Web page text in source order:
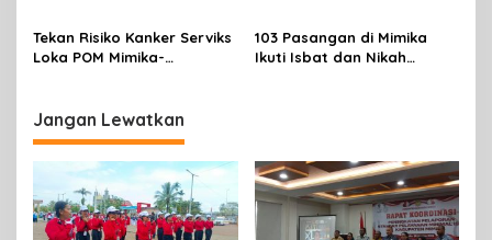
Tekan Risiko Kanker Serviks
Loka POM Mimika-
103 Pasangan di Mimika
Ikuti Isbat dan Nikah
Jangan Lewatkan